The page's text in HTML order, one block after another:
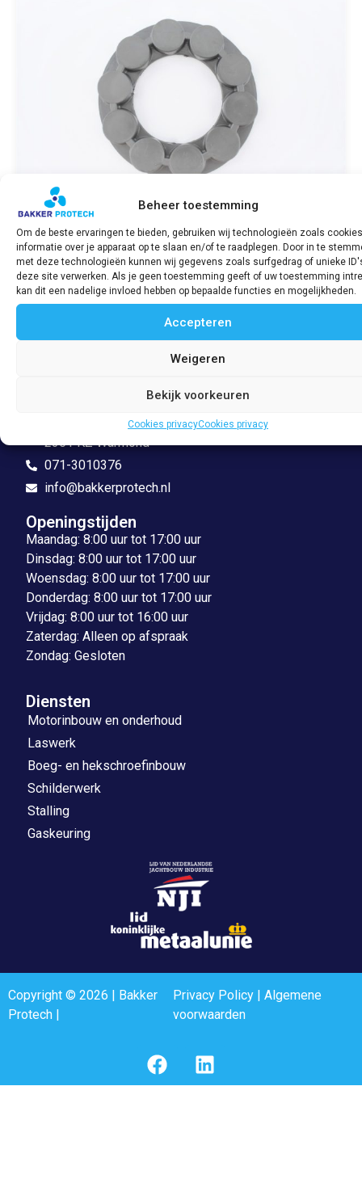
Beheer toestemming
Om de beste ervaringen te bieden, gebruiken wij technologieën zoals
informatie over je apparaat op te slaan en/of te raadplegen. Door in te
met deze technologieën kunnen wij gegevens zoals surfgedrag of unieke
deze site verwerken. Als je geen toestemming geeft of uw toestemming
kan dit een nadelige invloed hebben op bepaalde functies en mogelijkheden.
Accepteren
Weigeren
Bekijk voorkeuren
Cookies privacyCookies privacy
Druk ring / Thrust ring verstelbare schroef
2G & 2J
€36,37 incl. BTW
2361 KZ Warmond
071-3010376
info@bakkerprotech.nl
Openingstijden
Maandag: 8:00 uur tot 17:00 uur
Dinsdag: 8:00 uur tot 17:00 uur
Woensdag: 8:00 uur tot 17:00 uur
Donderdag: 8:00 uur tot 17:00 uur
Vrijdag: 8:00 uur tot 16:00 uur
Zaterdag: Alleen op afspraak
Zondag: Gesloten
Diensten
Motorinbouw en onderhoud
Laswerk
Boeg- en hekschroefinbouw
Schilderwerk
Stalling
Gaskeuring
Copyright © 2026 | Bakker
Protech |
Privacy Policy| Algemene
voorwaarden